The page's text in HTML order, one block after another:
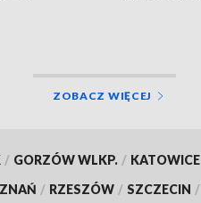
ZOBACZ WIĘCEJ
/ GORZÓW WLKP. / KATOWICE
/ RZESZÓW / SZCZECIN /